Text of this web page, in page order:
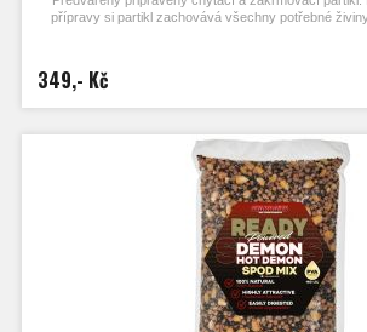
přípravy si partikl zachovává všechny potřebné
připravuje individuální metodou pro zachování jejich
Nerozpouští PVA! Typ partiklu: DRCENÝ TYGŘÍ
349,- Kč